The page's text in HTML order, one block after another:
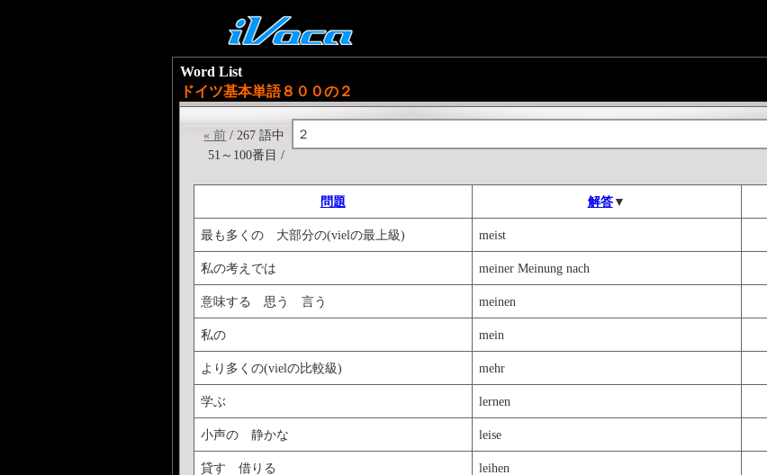
Word List
ドイツ基本単語８００の２
２
« 前 / 267 語中
51～100番目 /
問題
解答▼
最も多くの 大部分の(vielの最上級) meist
私の考えでは meiner Meinung nach
意味する 思う 言う meinen
私の mein
より多くの(vielの比較級) mehr
学ぶ lernen
小声の 静かな leise
貸す 借りる leihen